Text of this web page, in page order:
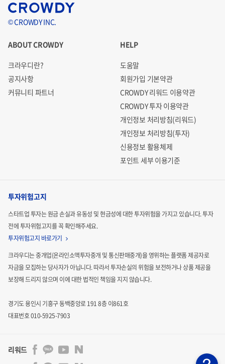
© CROWDY INC.
ABOUT CROWDY
크라우디란?
공지사항
커뮤니티 파트너
HELP
도움말
회원가입 기본약관
CROWDY 리워드 이용약관
CROWDY 투자 이용약관
개인정보 처리방침(리워드)
개인정보 처리방침(투자)
신용정보 활용체제
포인트 세부 이용기준
투자위험고지
스타트업 투자는 원금 손실과 유동성 및 현금성에 대한 투자위험을 가지고 있습니다.투자
전에 투자위험고지를 꼭 확인해주세요.
투자위험고지 바로가기
크라우디는 중개업(온라인소액투자중개 및 통신판매중개)을 영위하는 플랫폼 제공자로
자금을 모집하는당사자가 아닙니다. 따라서 투자손실의 위험을 보전하거나 상품 제공을
보장해 드리지 않으며 이에 대한 법적인 책임을 지지 않습니다.
경기도 용인시 기흥구 동백중앙로 191 8층 이861호
대표번호 010-5925-7903
리워드